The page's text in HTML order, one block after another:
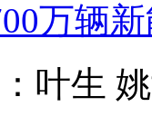
万辆
叶生